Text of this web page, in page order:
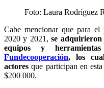
Foto: Laura Rodríguez
Cabe mencionar que para
2020 y 2021,se
equipos y
Fundecooperación, los
actores que participan en
$200 000.